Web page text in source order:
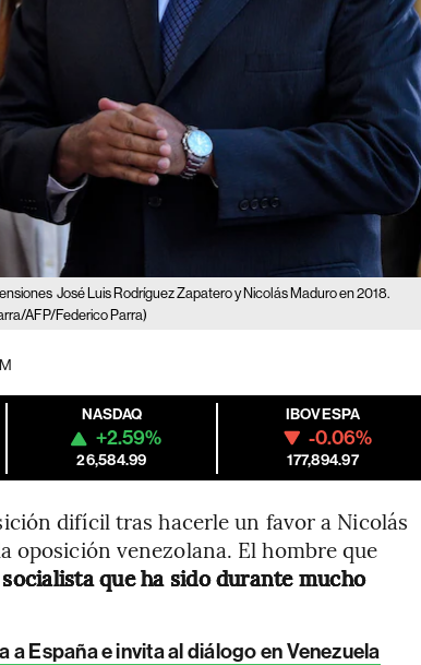
José Luis Rodríguez Zapatero y Nicolás Maduro en 2018.
AFP/Federico Parra)
NASDAQ
+2.59%
26,584.99
IBOVESPA
-0.06%
177,894.97
difícil tras hacerle un favor a Nicolás
oposición venezolana. El hombre que
que ha sido durante mucho
España e invita al diálogo en Venezuela